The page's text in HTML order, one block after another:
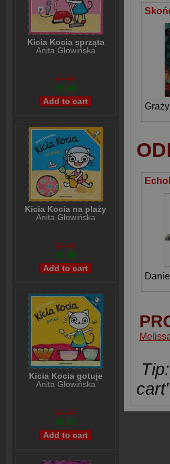
Kicia Kocia sprząta
Anita Głowińska
$7,97
$5,98
Kicia Kocia na plaży
Anita Głowińska
$7,97
$5,98
Kicia Kocia gotuje
Anita Głowińska
$7,97
$6,97